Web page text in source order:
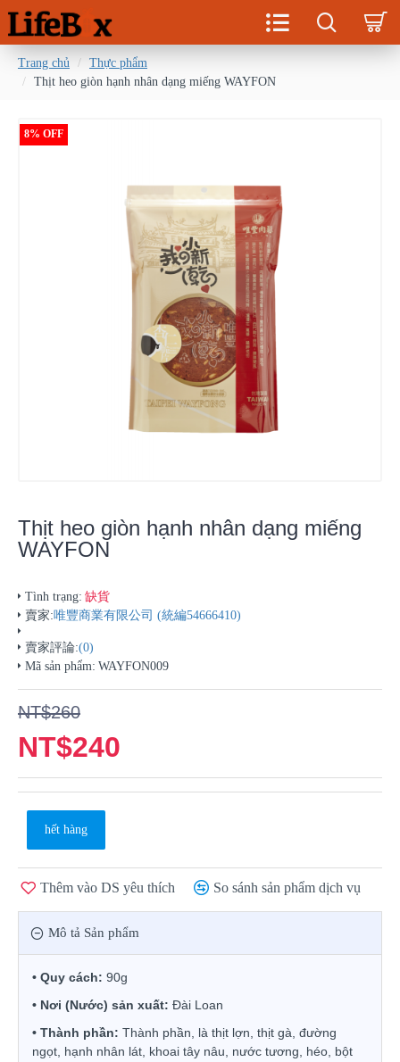
Trang chủ
Thực phẩm
Thịt heo giòn hạnh nhân dạng miếng WAYFON
8% OFF
Thịt heo giòn hạnh nhân dạng miếng
WAYFON
Tình trạng: 缺貨
賣家:唯豐商業有限公司 (統編54666410)
賣家評論:(0)
Mã sản phẩm: WAYFON009
NT$240
NT$260
hết hàng
Thêm vào DS yêu thích So sánh sản phẩm dịch vụ
Mô tả Sản phẩm
• Quy cách: 90g
• Nơi (Nước) sản xuất: Đài Loan
• Thành phần: Thành phần, là thịt lợn, thịt gà, đường
ngọt, hạnh nhân lát, khoai tây nâu, nước tương, héo, bột